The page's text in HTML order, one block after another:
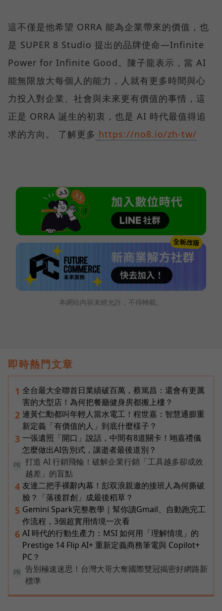
這不僅是他希望 ORRA 能為企業帶來的價值，也
是 SUPER 8 Studio 提出的品牌使命—Infinite
Power for Infinite Good。陳子龍表示，當 AI
能無限放大每個人的能力，人就有更多時間與心
力投入對企業、社會與未來更有價值的事情，這
正是 ORRA 誕生的初衷，也是 AI 時代最值得追
求的方向。 了解更多 https://no8.io/zh-tw/
本網站內容未經允許，不得轉載。
即時熱門文章
1 全台最大全聯首日業績破百萬，蔡篤昌：還會有更厲
害的大型店！為何把餐廳健身房都搬上樓？
2 連黃仁勳都叫年輕人當水電工！程世嘉：智慧通膨重
新定義「有價值的人」到底什麼樣子？
3 一張遺照「開口」說話，中間有8道關卡！翊嘉禮儀
怎麼做出AI告別式，讓逝者最後道別？
PR
打造 AI 行銷飛輪！破解企業行銷「工具越多卻成效
越差」的盲點
4 友達二把手裸辭內幕！彭双浪親邀的接班人為何撕破
臉？「落後群創」成最後稻草？
5 Gemini Spark完整教學｜幫你讀Gmail、自動跑完工
作流程，3個超實用情境一次看
6 AI 時代的行動生產力：MSI 如何用「理解情境」的
Prestige 14 Flip AI+ 重新定義商務筆電與 Copilot+
PC？
PR
告別極速迷思！台灣大哥大奪國際雙冠揭密好網路新
標準